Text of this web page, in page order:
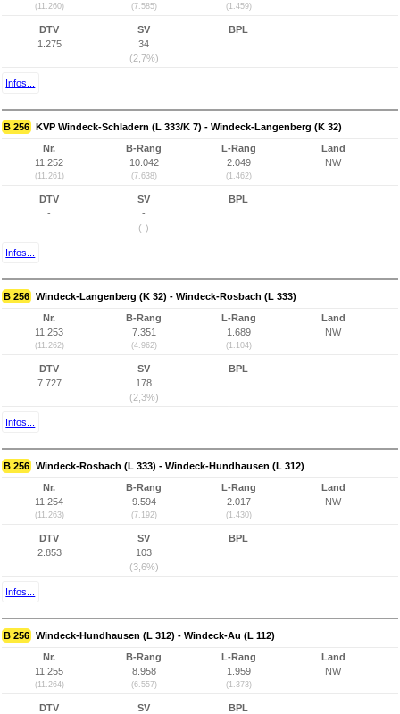
(11.260) (7.585) (1.459)
DTV
1.275
SV
34
(2,7%)
BPL
Infos...
B 256 KVP Windeck-Schladern (L 333/K 7) - Windeck-Langenberg (K 32)
Nr.
11.252
(11.261)
B-Rang
10.042
(7.638)
L-Rang
2.049
(1.462)
Land
NW
DTV
-
SV
-
(-)
BPL
Infos...
B 256 Windeck-Langenberg (K 32) - Windeck-Rosbach (L 333)
Nr.
11.253
(11.262)
B-Rang
7.351
(4.962)
L-Rang
1.689
(1.104)
Land
NW
DTV
7.727
SV
178
(2,3%)
BPL
Infos...
B 256 Windeck-Rosbach (L 333) - Windeck-Hundhausen (L 312)
Nr.
11.254
(11.263)
B-Rang
9.594
(7.192)
L-Rang
2.017
(1.430)
Land
NW
DTV
2.853
SV
103
(3,6%)
BPL
Infos...
B 256 Windeck-Hundhausen (L 312) - Windeck-Au (L 112)
Nr.
11.255
(11.264)
B-Rang
8.958
(6.557)
L-Rang
1.959
(1.373)
Land
NW
DTV
SV
BPL